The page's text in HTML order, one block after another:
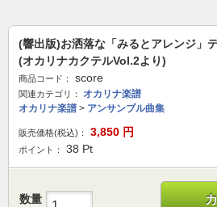
(響出版)お洒落な「みるとアレンジ」
(オカリナカクテルVol.2より)
商品コード： score
関連カテゴリ：
オカリナ楽譜
オカリナ楽譜 > アンサンブル曲集
販売価格(税込)： 3,850 円
ポイント： 38 Pt
数量